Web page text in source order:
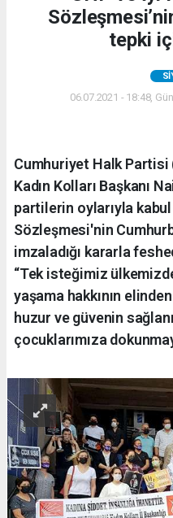
tepki
06.07.2021 - 18:48,
Cumhuriyet Halk Partisi
Kadın Kolları Başkanı
partilerin oylarıyla
Sözleşmesi'nin
imzaladığı kararla
“Tek isteğimiz
yaşama hakkının
huzur ve güvenin
çocuklarımıza